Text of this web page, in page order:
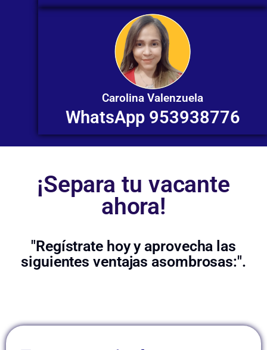
Carolina Valenzuela
WhatsApp 953938776
¡Separa tu vacante
ahora!
"Regístrate hoy y aprovecha las
siguientes ventajas asombrosas:".